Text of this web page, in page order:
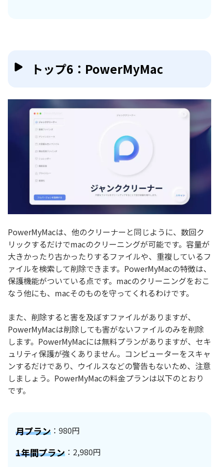
トップ6：PowerMyMac
PowerMyMacは、他のクリーナーと同じように、数回ク
リックするだけでmacのクリーニングが可能です。容量が
大きかったり古かったりするファイルや、重複しているフ
ァイルを検索して削除できます。PowerMyMacの特徴は、
保護機能がついている点です。macのクリーニングをおこ
なう他にも、macそのものを守ってくれるわけです。
また、削除すると害を及ぼすファイルがありますが、
PowerMyMacは削除しても害がないファイルのみを削除
します。PowerMyMacには無料プランがありますが、セキ
ュリティ保護が強くありません。コンピューターをスキャ
ンするだけであり、ウイルスなどの警告もないため、注意
しましょう。PowerMyMacの料金プランは以下のとおり
です。
月プラン ：980円
1年間プラン ：2,980円